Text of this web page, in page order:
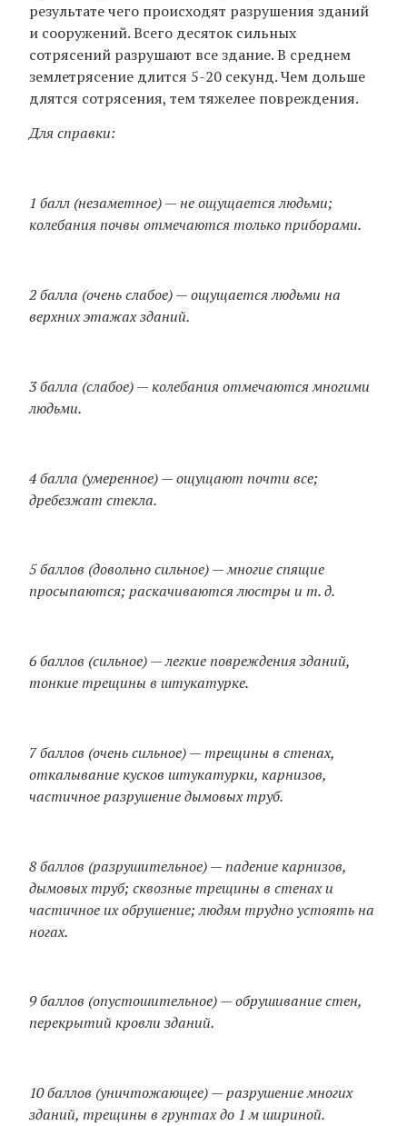
результате чего происходят разрушения зданий
и сооружений. Всего десяток сильных
сотрясений разрушают все здание. В среднем
землетрясение длится 5-20 секунд. Чем дольше
длятся сотрясения, тем тяжелее повреждения.
Для справки:
1 балл (незаметное) — не ощущается людьми;
колебания почвы отмечаются только приборами.
2 балла (очень слабое) — ощущается людьми на
верхних этажах зданий.
3 балла (слабое) — колебания отмечаются многими
людьми.
4 балла (умеренное) — ощущают почти все;
дребезжат стекла.
5 баллов (довольно сильное) — многие спящие
просыпаются; раскачиваются люстры и т. д.
6 баллов (сильное) — легкие повреждения зданий,
тонкие трещины в штукатурке.
7 баллов (очень сильное) — трещины в стенах,
откалывание кусков штукатурки, карнизов,
частичное разрушение дымовых труб.
8 баллов (разрушительное) — падение карнизов,
дымовых труб; сквозные трещины в стенах и
частичное их обрушение; людям трудно устоять на
ногах.
9 баллов (опустошительное) — обрушивание стен,
перекрытий кровли зданий.
10 баллов (уничтожающее) — разрушение многих
зданий, трещины в грунтах до 1 м шириной.